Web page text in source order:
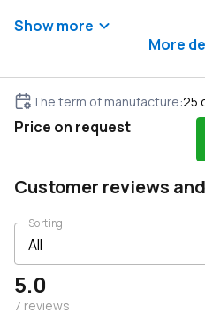
Show more
More
The term of manufacture:25
Price on request
Customer reviews
5.0
7 reviews
Sorting